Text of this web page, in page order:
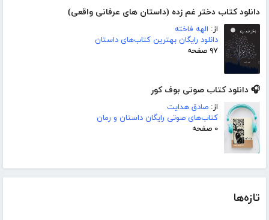
دانلود کتاب دختر غم زده (داستان های عرفانی واقعی)
از: الهه فاخته
دانلود رایگان بهترین کتاب‌های داستان
۹۷ صفحه
🎧 دانلود کتاب صوتی بوف کور
از: صادق هدایت
کتاب‌های صوتی رایگان داستان و رمان
۰ صفحه
تازه‌ها